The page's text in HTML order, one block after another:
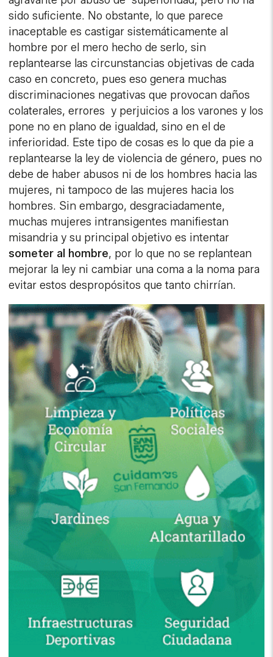
sido suficiente. No obstante, lo que parece
inaceptable es castigar sistemáticamente al
hombre por el mero hecho de serlo, sin
replantearse las circunstancias objetivas de cada
caso en concreto, pues eso genera muchas
discriminaciones negativas que provocan daños
colaterales, errores y perjuicios a los varones y los
pone no en plano de igualdad, sino en el de
inferioridad. Este tipo de cosas es lo que da pie a
replantearse la ley de violencia de género, pues no
debe de haber abusos ni de los hombres hacia las
mujeres, ni tampoco de las mujeres hacia los
hombres. Sin embargo, desgraciadamente,
muchas mujeres intransigentes manifiestan
misandria y su principal objetivo es intentar
someter al hombre, por lo que no se replantean
mejorar la ley ni cambiar una coma a la noma para
evitar estos despropósitos que tanto chirrían.